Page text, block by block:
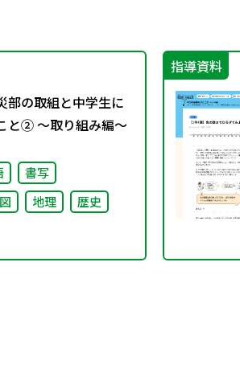
部の取組と中学生に
と② ～取り組み編～
書写
地理 歴史
指導資料